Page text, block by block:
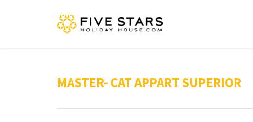
MASTER- CAT APPART SUPERIOR